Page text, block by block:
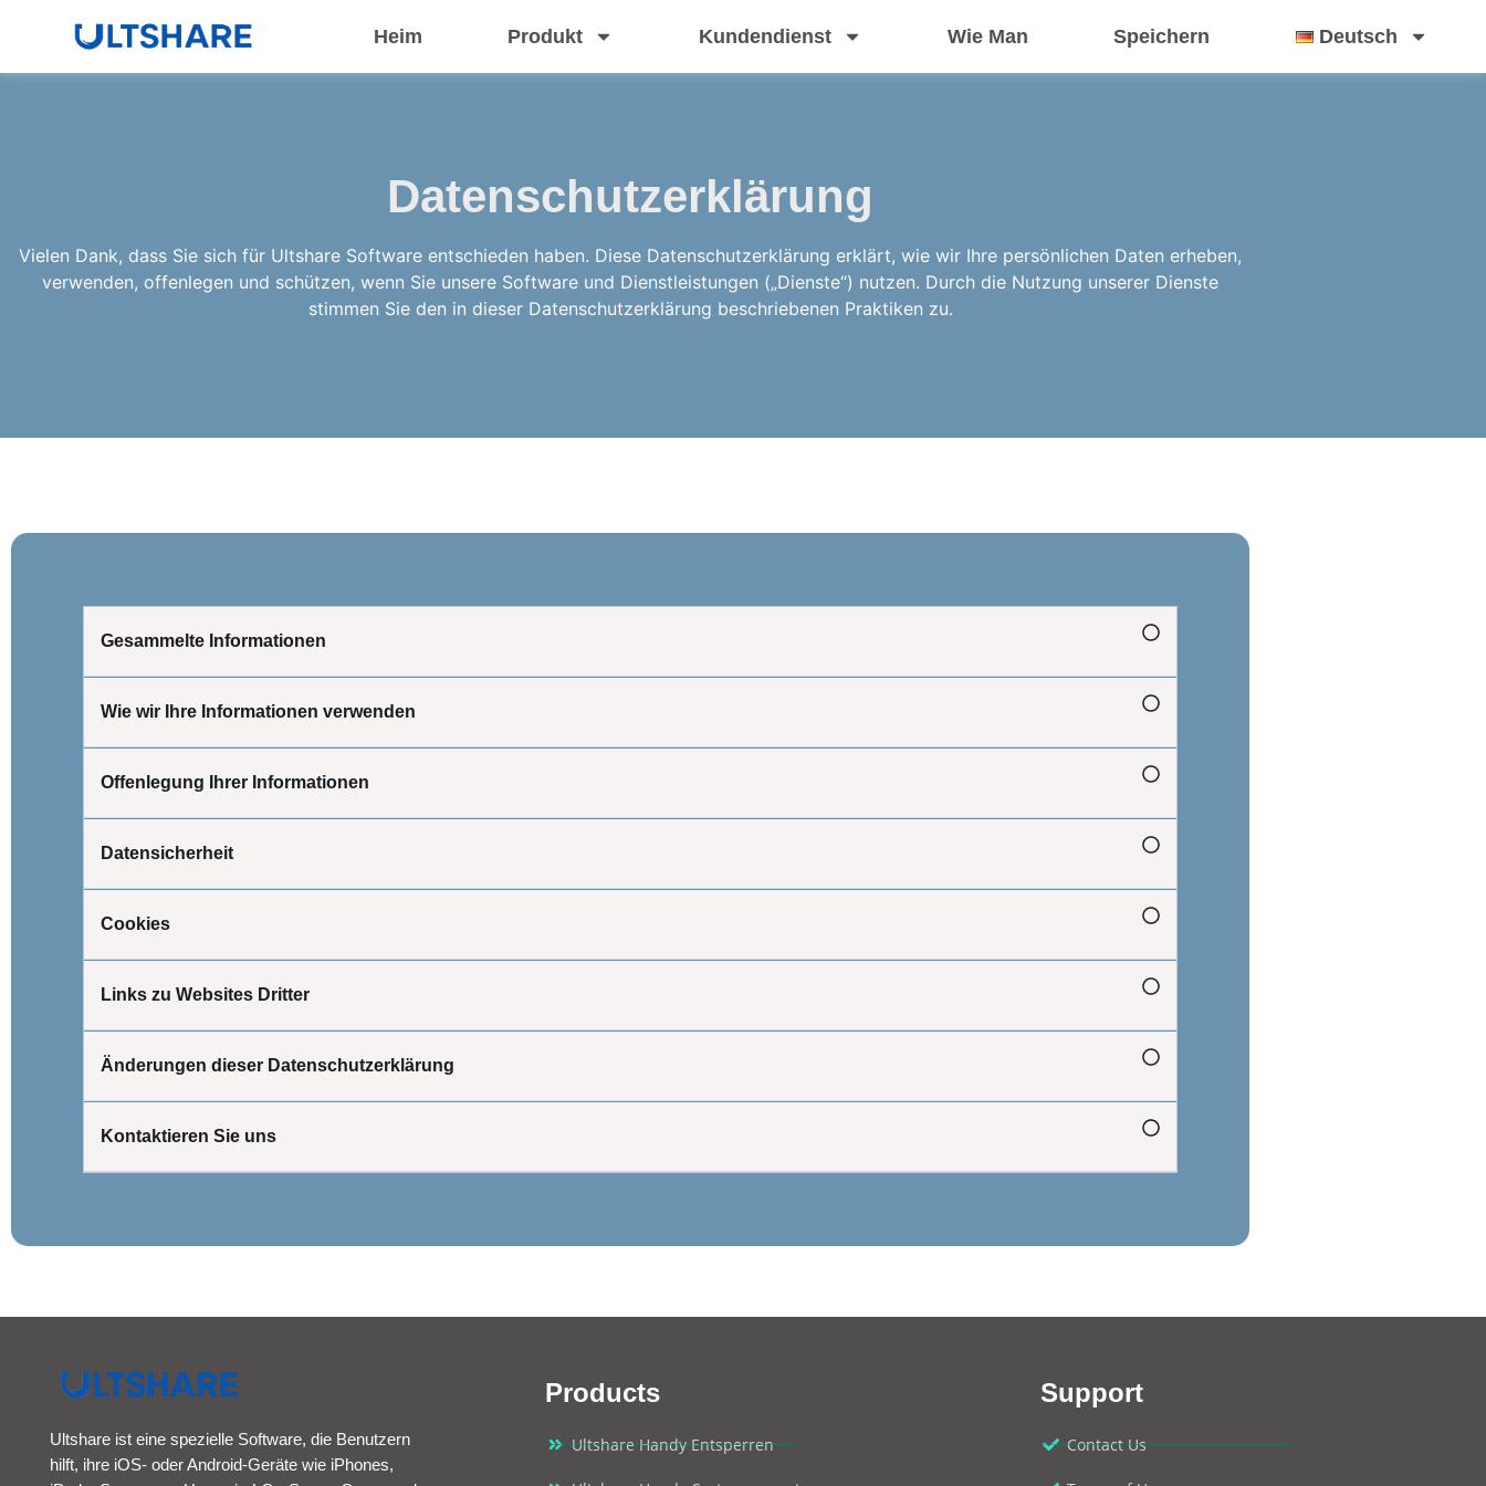
Heim Produkt Kundendienst Wie Man Speichern Deutsch
Datenschutzerklärung
Vielen Dank, dass Sie sich für Ultshare Software entschieden haben. Diese Datenschutzerklärung erklärt, wie wir Ihre persönlichen Daten erheben,
verwenden, offenlegen und schützen, wenn Sie unsere Software und Dienstleistungen („Dienste“) nutzen. Durch die Nutzung unserer Dienste
stimmen Sie den in dieser Datenschutzerklärung beschriebenen Praktiken zu.
Gesammelte Informationen
Wie wir Ihre Informationen verwenden
Offenlegung Ihrer Informationen
Datensicherheit
Cookies
Links zu Websites Dritter
Änderungen dieser Datenschutzerklärung
Kontaktieren Sie uns
Ultshare ist eine spezielle Software, die Benutzern
hilft, ihre iOS- oder Android-Geräte wie iPhones,
Products
Ultshare Handy Entsperren
Support
Contact Us